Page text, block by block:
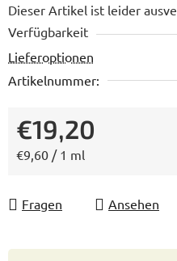
Dieser Artikel ist leider
Verfügbarkeit
Lieferoptionen
Artikelnummer:
€19,20
Verkaufspreis:
€9,60 / 1 ml
Fragen Ansehen